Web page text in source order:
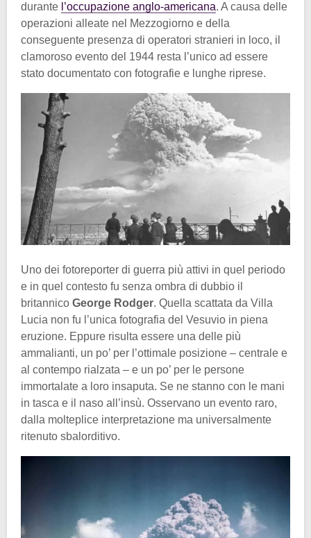
durante l’occupazione anglo-americana. A causa delle
operazioni alleate nel Mezzogiorno e della
conseguente presenza di operatori stranieri in loco, il
clamoroso evento del 1944 resta l’unico ad essere
stato documentato con fotografie e lunghe riprese.
Uno dei fotoreporter di guerra più attivi in quel periodo
e in quel contesto fu senza ombra di dubbio il
britannico George Rodger. Quella scattata da Villa
Lucia non fu l’unica fotografia del Vesuvio in piena
eruzione. Eppure risulta essere una delle più
ammalianti, un po’ per l’ottimale posizione – centrale e
al contempo rialzata – e un po’ per le persone
immortalate a loro insaputa. Se ne stanno con le mani
in tasca e il naso all’insù. Osservano un evento raro,
dalla molteplice interpretazione ma universalmente
ritenuto sbalorditivo.